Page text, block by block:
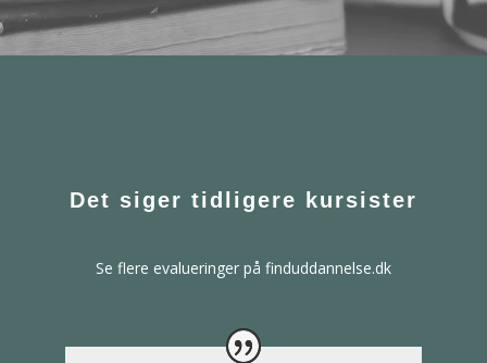
Det siger tidligere kursister
Se flere evalueringer på finduddannelse.dk